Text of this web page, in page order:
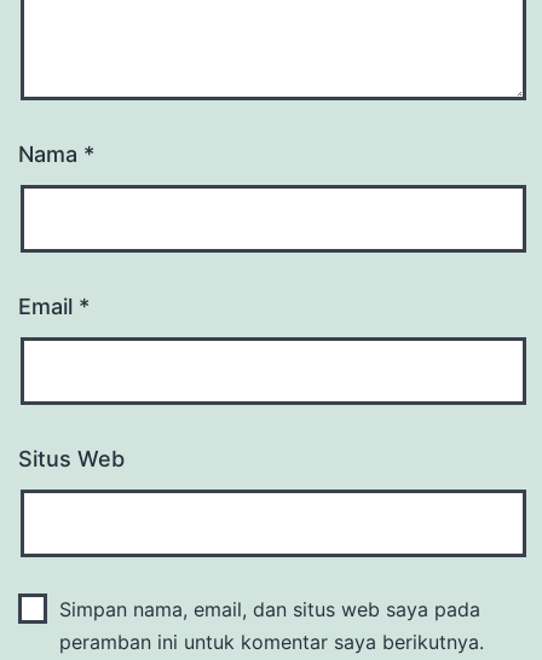
Nama *
Email *
Situs Web
Simpan nama, email, dan situs web saya pada
peramban ini untuk komentar saya berikutnya.